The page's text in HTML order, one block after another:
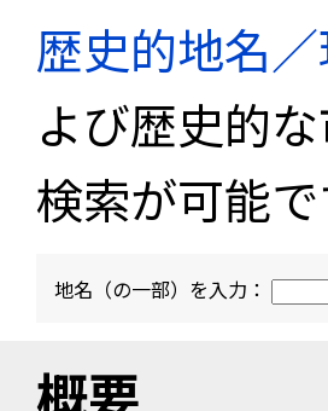
歴史的地名
よび歴史的
検索が可能で
地名（の一部）を入力：
概要